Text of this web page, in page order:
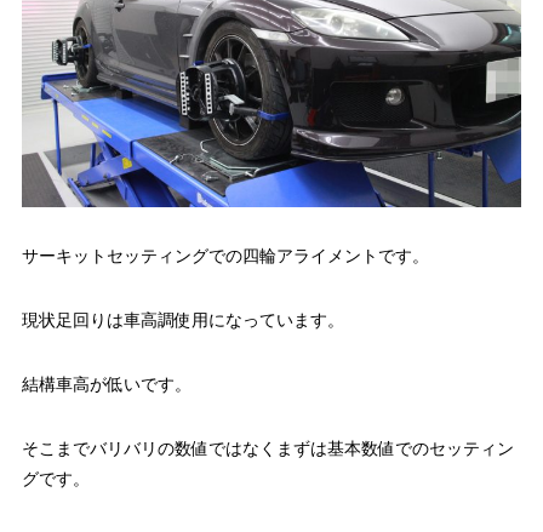
サーキットセッティングでの四輪アライメントです。
現状足回りは車高調使用になっています。
結構車高が低いです。
そこまでバリバリの数値ではなくまずは基本数値でのセッティン
グです。